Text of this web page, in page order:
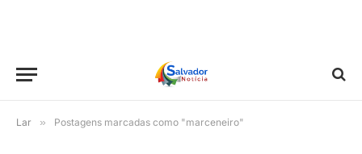
Lar » Postagens marcadas como "marceneiro"